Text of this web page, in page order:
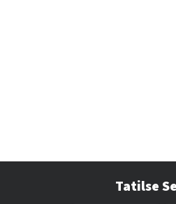
Tatilse